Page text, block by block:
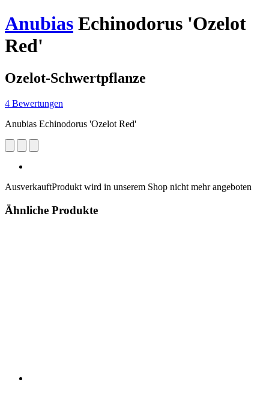
Anubias Echinodorus 'Ozelot
Red'
Ozelot-Schwertpflanze
4 Bewertungen
Anubias Echinodorus 'Ozelot Red'
AusverkauftProdukt wird in unserem Shop nicht mehr angeboten
Ähnliche Produkte